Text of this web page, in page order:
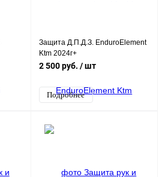
Защита Д.П.Д.З. EnduroElement
Ktm 2024г+
2 500 руб. / шт
Подробнее